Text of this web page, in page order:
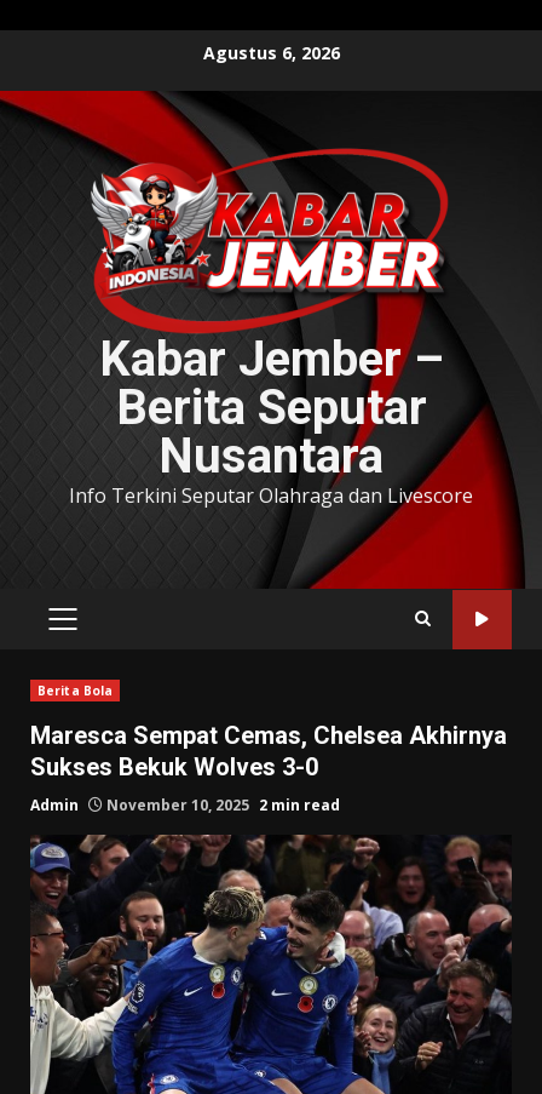
content
Agustus 6, 2026
Kabar Jember –
Berita Seputar
Nusantara
Info Terkini Seputar Olahraga dan Livescore
PRIMARY
Berita Bola
Maresca Sempat Cemas, Chelsea Akhirnya
Sukses Bekuk Wolves 3-0
Admin November 10, 2025 2 min read